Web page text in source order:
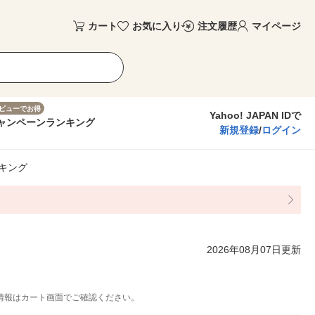
カート お気に入り 注文履歴 マイページ
ューでお得
ンペーンランキング
Yahoo! JAPAN IDで
新規登録/ログイン
ング
2026年08月07日更新
はカート画面でご確認ください。